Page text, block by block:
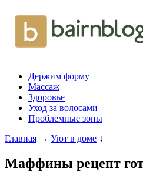
Держим форму
Массаж
Здоровье
Уход за волосами
Проблемные зоны
Главная → Уют в доме ↓
Маффины рецепт